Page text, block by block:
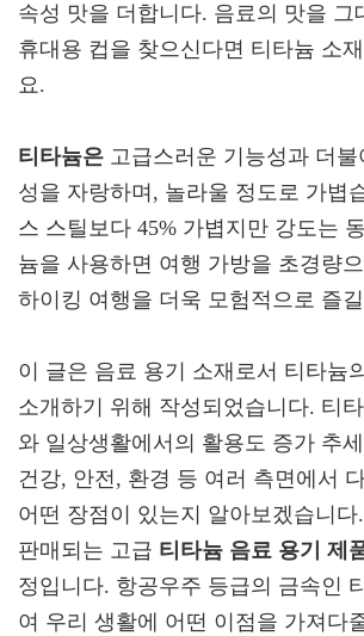
속성 맛을 더합니다. 음료의 맛을 그
휴대용 컵을 찾으신다면 티타늄 소
요.
티타늄은 고급스러운 기능성과 더
성을 자랑하며, 놀라울 정도로 가볍
스 스틸보다 45% 가볍지만 강도는
늄을 사용하면 여행 가방을 초경량
하이킹 여행을 더욱 모험적으로 즐
이 글은 음료 용기 소재로서 티타늄
소개하기 위해 작성되었습니다. 티
와 일상생활에서의 활용도 증가 추
건강, 안전, 환경 등 여러 측면에서
어떤 장점이 있는지 알아보겠습니다
판매되는 고급 티타늄 음료 용기 제
정입니다. 항공우주 등급의 금속인
여 우리 생활에 어떤 이점을 가져다